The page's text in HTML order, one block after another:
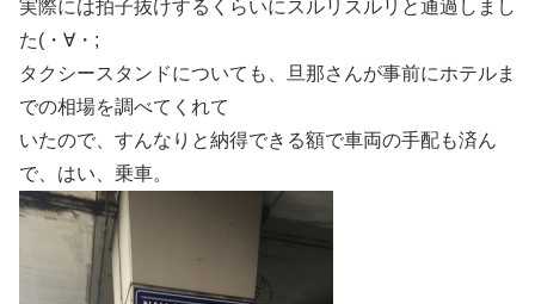
実際には拍子抜けするくらいにスルリスルリと通過しまし
た(・∀・;
タクシースタンドについても、旦那さんが事前にホテルま
での相場を調べてくれて
いたので、すんなりと納得できる額で車両の手配も済ん
で、はい、乗車。